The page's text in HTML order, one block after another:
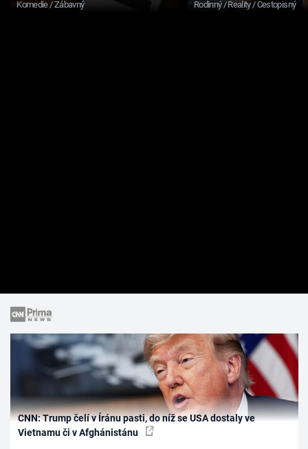
Komedie / Zábavný Rodinný / Reality / Cestopisný
CNN: Trump čelí v Íránu pasti, do níž se USA dostaly ve
Vietnamu či v Afghánistánu